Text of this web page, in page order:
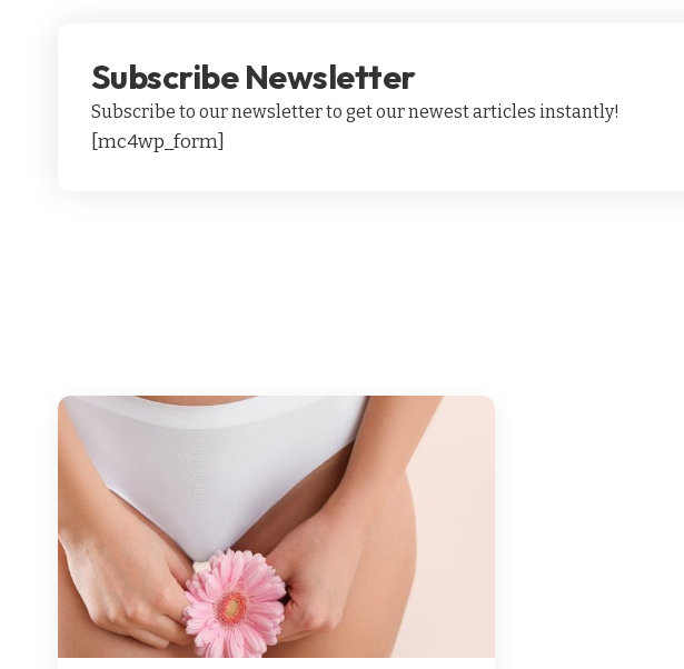
Subscribe Newsletter
Subscribe to our newsletter to get our newest articles instantly!
[mc4wp_form]